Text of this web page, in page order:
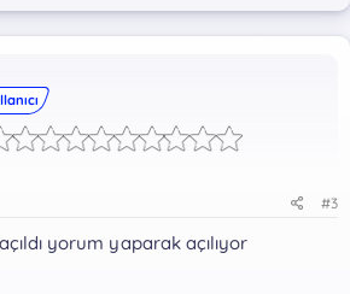
#3
yorum yaparak açılıyor